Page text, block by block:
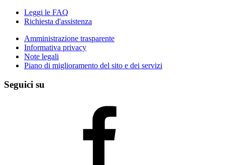
Leggi le FAQ
Richiesta d'assistenza
Amministrazione trasparente
Informativa privacy
Note legali
Piano di miglioramento del sito e dei servizi
Seguici su